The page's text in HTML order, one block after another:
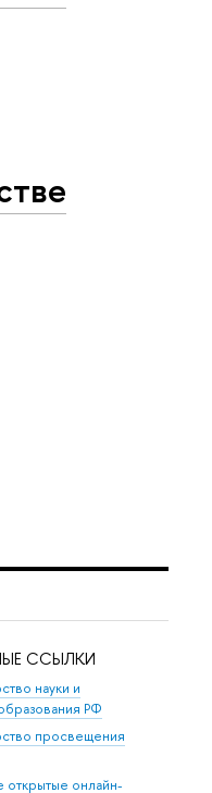
ССЫЛКИ
науки и
РФ
просвещения
онлайн-